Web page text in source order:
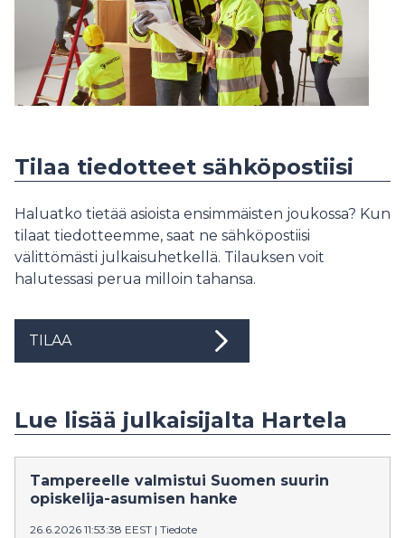
Tilaa tiedotteet sähköpostiisi
Haluatko tietää asioista ensimmäisten joukossa? Kun
tilaat tiedotteemme, saat ne sähköpostiisi
välittömästi julkaisuhetkellä. Tilauksen voit
halutessasi perua milloin tahansa.
TILAA
Lue lisää julkaisijalta Hartela
Tampereelle valmistui Suomen suurin
opiskelija-asumisen hanke
26.6.2026 11:53:38 EEST | Tiedote